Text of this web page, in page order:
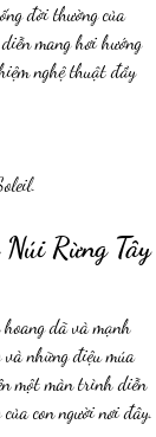
đời thường của
mang hơi hướng
nghệ thuật đầy
Rừng Tây
hoang dã và mạnh
và những điệu múa
một màn trình diễn
con người nơi đây.